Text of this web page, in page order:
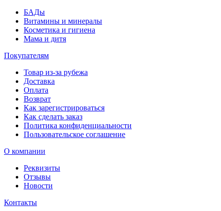
БАДы
Витамины и минералы
Косметика и гигиена
Мама и дитя
Покупателям
Товар из-за рубежа
Доставка
Оплата
Возврат
Как зарегистрироваться
Как сделать заказ
Политика конфиденциальности
Пользовательское соглашение
О компании
Реквизиты
Отзывы
Новости
Контакты